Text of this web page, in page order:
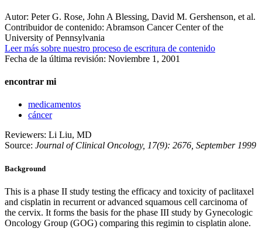
Autor: Peter G. Rose, John A Blessing, David M. Gershenson, et al.
Contribuidor de contenido: Abramson Cancer Center of the
University of Pennsylvania
Leer más sobre nuestro proceso de escritura de contenido
Fecha de la última revisión: Noviembre 1, 2001
encontrar mi
medicamentos
cáncer
Reviewers: Li Liu, MD
Source: Journal of Clinical Oncology, 17(9): 2676, September 1999
Background
This is a phase II study testing the efficacy and toxicity of paclitaxel
and cisplatin in recurrent or advanced squamous cell carcinoma of
the cervix. It forms the basis for the phase III study by Gynecologic
Oncology Group (GOG) comparing this regimin to cisplatin alone.